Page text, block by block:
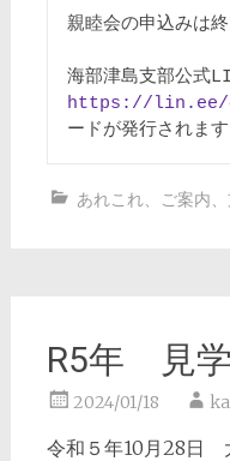
親睦会の申込みは終
海部津島支部公式
https://lin.ee/
ードが発行されます
あれこれ、 ご案内、
R5年 見
2024/01/18
令和５年10月28日